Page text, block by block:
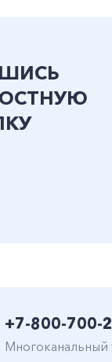
+7-800-700-
Многоканальный